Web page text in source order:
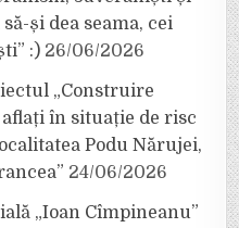
și dea seama, cei
:) 26/06/2026
„Construire
în situație de risc
Podu Nărujei,
24/06/2026
„Ioan Cîmpineanu”